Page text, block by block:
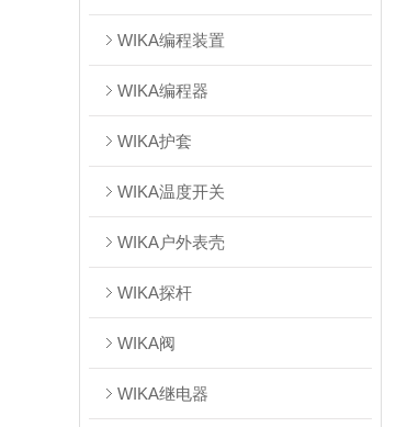
WIKA编程装置
WIKA编程器
WIKA护套
WIKA温度开关
WIKA户外表壳
WIKA探杆
WIKA阀
WIKA继电器